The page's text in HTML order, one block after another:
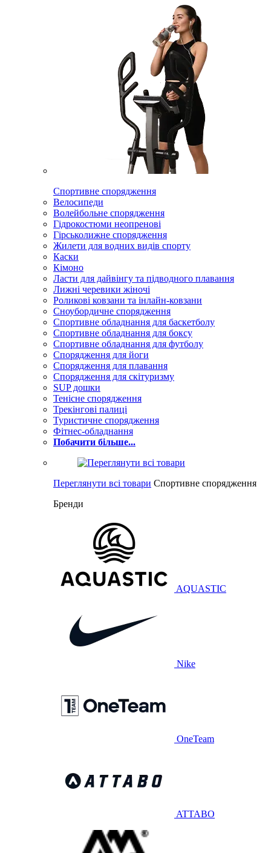
Спортивне спорядження
Велосипеди
Волейбольне спорядження
Гідрокостюми неопренові
Гірськолижне спорядження
Жилети для водних видів спорту
Каски
Кімоно
Ласти для дайвінгу та підводного плавання
Лижні черевики жіночі
Роликові ковзани та інлайн-ковзани
Сноубордичне спорядження
Спортивне обладнання для баскетболу
Спортивне обладнання для боксу
Спортивне обладнання для футболу
Спорядження для йоги
Спорядження для плавання
Спорядження для скітуризму
SUP дошки
Тенісне спорядження
Трекінгові палиці
Туристичне спорядження
Фітнес-обладнання
Побачити більше...
Переглянути всі товари Спортивне спорядження
Бренди
AQUASTIC
Nike
OneTeam
ATTABO